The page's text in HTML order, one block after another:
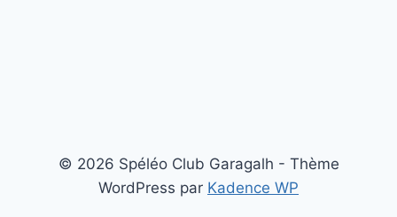
© 2026 Spéléo Club Garagalh - Thème
WordPress par Kadence WP